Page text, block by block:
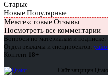
Старые
Новые Популярные
Межтекстовые Отзывы
Посмотреть все комментарии
Вопросы по материалам и подписке:
Отдел рекламы и спецпроектов:
Контент 18+
Сайт защищен